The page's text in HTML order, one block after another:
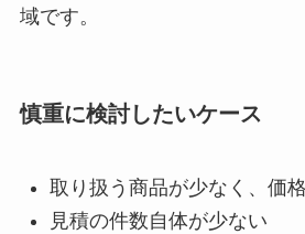
域です。
慎重に検討したいケース
取り扱う商品が少なく、価
見積の件数自体が少ない